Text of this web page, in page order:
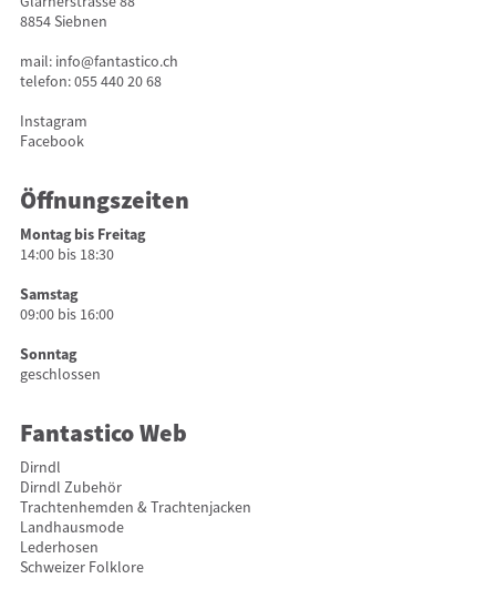
8854 Siebnen
mail: info@fantastico.ch
telefon:055 440 20 68
Instagram
Facebook
Öffnungszeiten
Montag bis Freitag
14:00 bis 18:30
Samstag
09:00 bis 16:00
Sonntag
geschlossen
Fantastico Web
Dirndl
Dirndl Zubehör
Trachtenhemden & Trachtenjacken
Landhausmode
Lederhosen
Schweizer Folklore